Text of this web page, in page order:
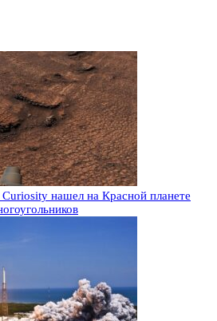
нашел на Красной планете